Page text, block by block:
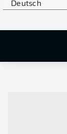
Deutsch